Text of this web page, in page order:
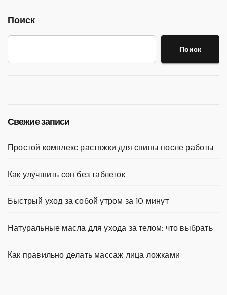
Поиск
Поиск
Свежие записи
Простой комплекс растяжки для спины после работы
Как улучшить сон без таблеток
Быстрый уход за собой утром за 10 минут
Натуральные масла для ухода за телом: что выбрать
Как правильно делать массаж лица ложками